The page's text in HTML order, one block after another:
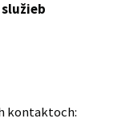
kontaktoch: